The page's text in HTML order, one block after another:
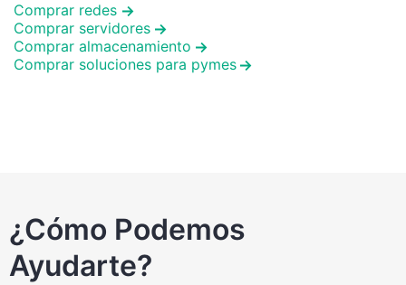
Comprar redes
Comprar servidores
Comprar almacenamiento
Comprar soluciones para pymes
¿Cómo Podemos
Ayudarte?